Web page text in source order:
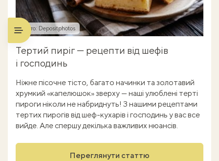
Фото: Depositphotos
Тертий пиріг — рецепти від шефів
і господинь
Ніжне пісочне тісто, багато начинки та золотавий
хрумкий «капелюшок» зверху — наші улюблені терті
пироги ніколи не набриднуть! З нашими рецептами
тертих пирогів від шеф-кухарів і господинь у вас все
вийде. Але спершу декілька важливих нюансів.
Переглянути статтю